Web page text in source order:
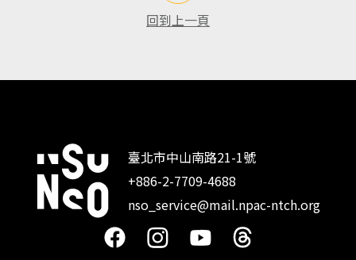
回到上一頁
:::
臺北市中山南路21-1號
+886-2-7709-4688
nso_service@mail.npac-ntch.org